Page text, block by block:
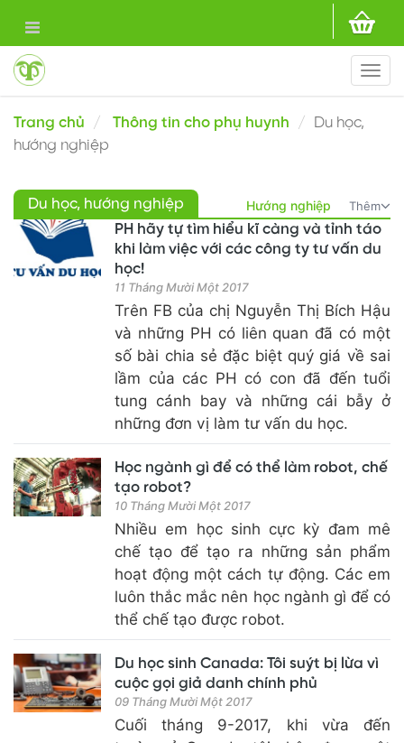
Trang chủ Thông tin cho phụ huynh
Du học,
hướng nghiệp
Du học, hướng nghiệp Hướng nghiệp Thêm
PH hãy tự tìm hiểu kĩ càng và tỉnh táo
khi làm việc với các công ty tư vấn du
học!
11 Tháng Mười Một 2017
Trên FB của chị Nguyễn Thị Bích Hậu
và những PH có liên quan đã có một
số bài chia sẻ đặc biệt quý giá về sai
lầm của các PH có con đã đến tuổi
tung cánh bay và những cái bẫy ở
những đơn vị làm tư vấn du học.
Học ngành gì để có thể làm robot, chế
tạo robot?
10 Tháng Mười Một 2017
Nhiều em học sinh cực kỳ đam mê
chế tạo để tạo ra những sản phẩm
hoạt động một cách tự động. Các em
luôn thắc mắc nên học ngành gì để có
thể chế tạo được robot.
Du học sinh Canada: Tôi suýt bị lừa vì
cuộc gọi giả danh chính phủ
09 Tháng Mười Một 2017
Cuối tháng 9-2017, khi vừa đến